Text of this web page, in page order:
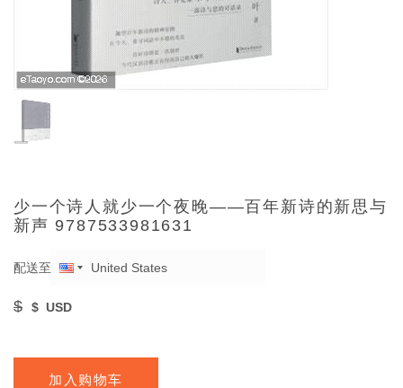
少一个诗人就少一个夜晚——百年新诗的新思与
新声 9787533981631
配送至
$ $ USD
加入购物车